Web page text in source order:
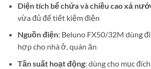
Diện tích bể chứa và chiều cao xả
vừa đủ để tiết kiệm điện
Nguồn điện: Beluno FX50/32M dùng
hợp cho nhà ở, quán ăn
Tần suất hoạt động: dùng cho mục